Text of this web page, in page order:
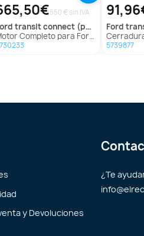
550 € sin IVA
ford transit connect (p65_, p70_, p80_)
Motor Completo para Ford Transit Connect (P65_, P70_, P80_)
ford transit
Cerradura Puerta Delantera
5739877
y Devoluciones
¿Te